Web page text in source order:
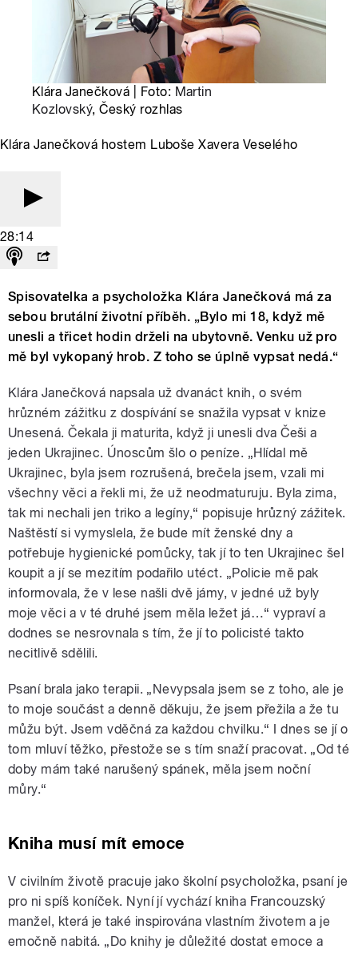
Klára Janečková | Foto: Martin
Kozlovský, Český rozhlas
Klára Janečková hostem Luboše Xavera Veselého
28:14
Spisovatelka a psycholožka Klára Janečková má za
sebou brutální životní příběh. „Bylo mi 18, když mě
unesli a třicet hodin drželi na ubytovně. Venku už pro
mě byl vykopaný hrob. Z toho se úplně vypsat nedá.“
Klára Janečková napsala už dvanáct knih, o svém
hrůzném zážitku z dospívání se snažila vypsat v knize
Unesená. Čekala ji maturita, když ji unesli dva Češi a
jeden Ukrajinec. Únoscům šlo o peníze. „Hlídal mě
Ukrajinec, byla jsem rozrušená, brečela jsem, vzali mi
všechny věci a řekli mi, že už neodmaturuju. Byla zima,
tak mi nechali jen triko a legíny,“ popisuje hrůzný zážitek.
Naštěstí si vymyslela, že bude mít ženské dny a
potřebuje hygienické pomůcky, tak jí to ten Ukrajinec šel
koupit a jí se mezitím podařilo utéct. „Policie mě pak
informovala, že v lese našli dvě jámy, v jedné už byly
moje věci a v té druhé jsem měla ležet já…“ vypraví a
dodnes se nesrovnala s tím, že jí to policisté takto
necitlivě sdělili.
Psaní brala jako terapii. „Nevypsala jsem se z toho, ale je
to moje součást a denně děkuju, že jsem přežila a že tu
můžu být. Jsem vděčná za každou chvilku.“ I dnes se jí o
tom mluví těžko, přestože se s tím snaží pracovat. „Od té
doby mám také narušený spánek, měla jsem noční
můry.“
Kniha musí mít emoce
V civilním životě pracuje jako školní psycholožka, psaní je
pro ni spíš koníček. Nyní jí vychází kniha Francouzský
manžel, která je také inspirována vlastním životem a je
emočně nabitá. „Do knihy je důležité dostat emoce a